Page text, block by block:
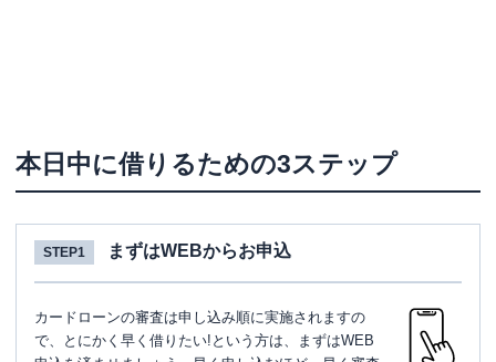
本日中に借りるための3ステップ
STEP1 まずはWEBからお申込
カードローンの審査は申し込み順に実施されますの
で、とにかく早く借りたい!という方は、まずはWEB